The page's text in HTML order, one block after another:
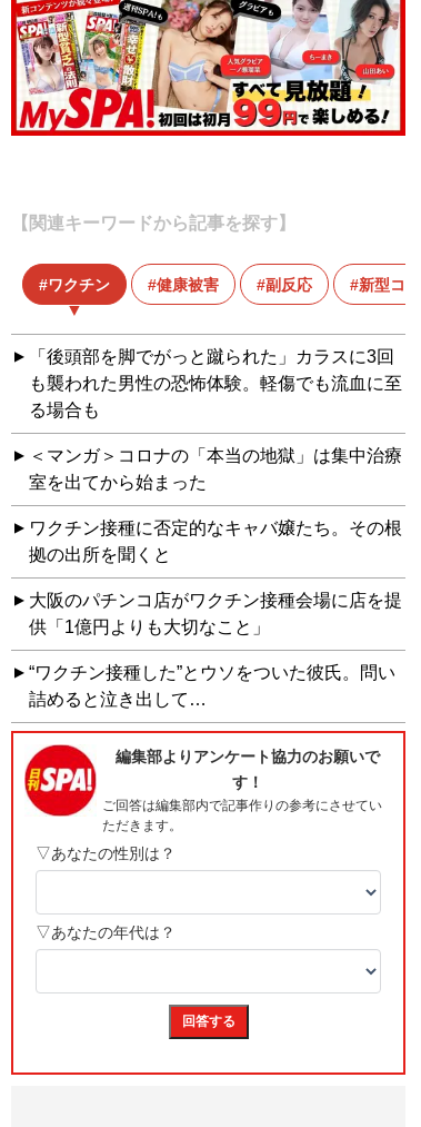
【関連キーワードから記事を探す】
ワクチン 健康被害 副反応 新型コ
「後頭部を脚でがっと蹴られた」カラスに3回
も襲われた男性の恐怖体験。軽傷でも流血に至
る場合も
＜マンガ＞コロナの「本当の地獄」は集中治療
室を出てから始まった
ワクチン接種に否定的なキャバ嬢たち。その根
拠の出所を聞くと
大阪のパチンコ店がワクチン接種会場に店を提
供「1億円よりも大切なこと」
“ワクチン接種した”とウソをついた彼氏。問い
詰めると泣き出して…